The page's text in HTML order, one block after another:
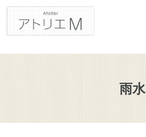
雨水